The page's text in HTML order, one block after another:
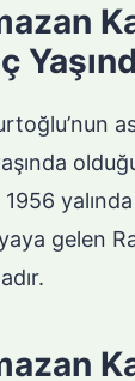
1956
gelen